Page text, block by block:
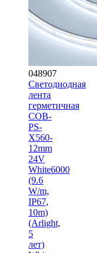
048907
Светодиодная
лента
герметичная
COB-
PS-
X560-
12mm
24V
White6000
(9.6
W/m,
IP67,
10m)
(Arlight,
5
лет)